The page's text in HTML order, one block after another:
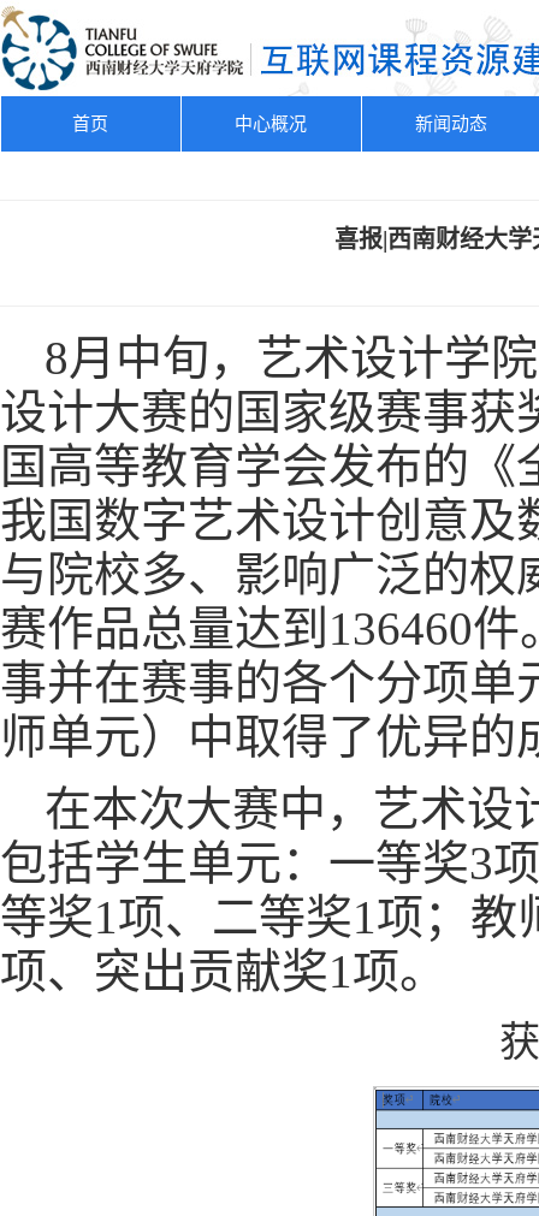
首页 中心概况 新闻动态
喜报|西南财经大
8月中旬，艺术设计学
设计大赛的国家级赛事获
国高等教育学会发布的
我国数字艺术设计创意及
与院校多、影响广泛的权
赛作品总量达到136460
事并在赛事的各个分项单
师单元）中取得了优异的
在本次大赛中，艺术设
包括学生单元：一等奖3
等奖1项、二等奖1项；
项、突出贡献奖1项。